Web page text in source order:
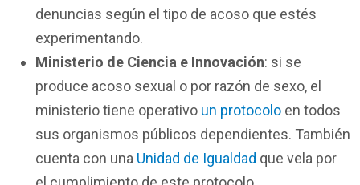
denuncias según el tipo de acoso que estés
experimentando.
Ministerio de Ciencia e Innovación: si se
produce acoso sexual o por razón de sexo, el
ministerio tiene operativo un protocolo en todos
sus organismos públicos dependientes. También
cuenta con una Unidad de Igualdad que vela por